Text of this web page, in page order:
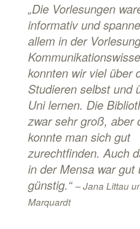
„Die Vorlesungen
informativ und
allem in der
konnten wir viel über
Studieren selbst und
Uni lernen. Die
zwar sehr groß, aber
konnte man sich gut
zurechtfinden. Auch
in der Mensa war gut
günstig.“– Jana Littau
Marquardt